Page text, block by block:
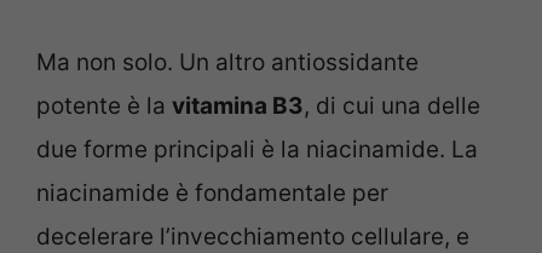
Ma non solo. Un altro antiossidante
potente è la vitamina B3, di cui una delle
due forme principali è la niacinamide. La
niacinamide è fondamentale per
decelerare l’invecchiamento cellulare, e